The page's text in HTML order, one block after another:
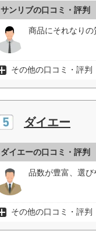
サンリブの口コミ・評判
商品にそれなりの
その他の口コミ・評判
ダイエー
ダイエーの口コミ・評判
品数が豊富、選び
その他の口コミ・評判